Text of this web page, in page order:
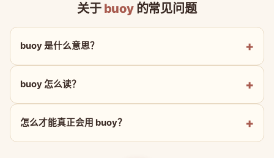
关于 buoy的常见问题
buoy 是什么意思？
buoy 怎么读？
怎么才能真正会用 buoy？